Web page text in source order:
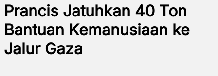
Prancis Jatuhkan 40 Ton
Bantuan Kemanusiaan ke
Jalur Gaza